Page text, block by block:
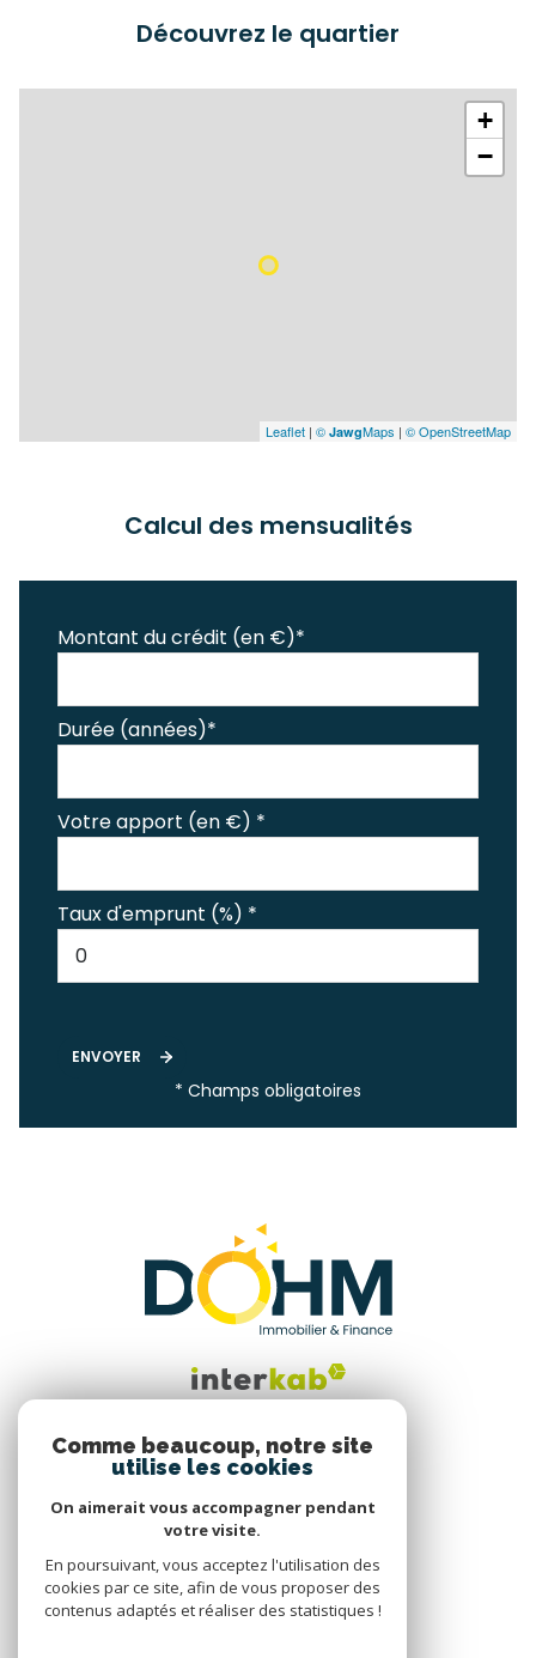
Découvrez le quartier
+
−
Leaflet | © JawgMaps | © OpenStreetMap
Calcul des mensualités
Montant du crédit (en €)*
Durée (années)*
Votre apport (en €) *
Taux d'emprunt (%) *
ENVOYER
* Champs obligatoires
Nous suivre
Comme beaucoup, notre site
utilise les cookies
On aimerait vous accompagner pendant
votre visite.
En poursuivant, vous acceptez l'utilisation des
cookies par ce site, afin de vous proposer des
contenus adaptés et réaliser des statistiques !